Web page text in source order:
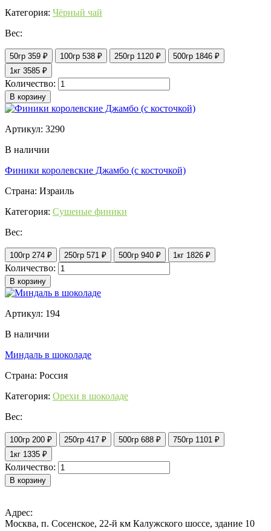
Категория: Чёрный чай
Вес:
50гр 359 ₽ 100гр 538 ₽ 250гр 1120 ₽ 500гр 1846 ₽
1кг 3585 ₽
Количество:
В корзину
Артикул: 3290
В наличии
Финики королевские Джамбо (с косточкой)
Страна: Израиль
Категория: Сушеные финики
Вес:
100гр 274 ₽ 250гр 571 ₽ 500гр 940 ₽ 1кг 1826 ₽
Количество:
В корзину
Артикул: 194
В наличии
Миндаль в шоколаде
Страна: Россия
Категория: Орехи в шоколаде
Вес:
100гр 200 ₽ 250гр 417 ₽ 500гр 688 ₽ 750гр 1101 ₽
1кг 1335 ₽
Количество:
В корзину
Адрес:
Москва, п. Сосенское, 22-й км Калужского шоссе, здание 10